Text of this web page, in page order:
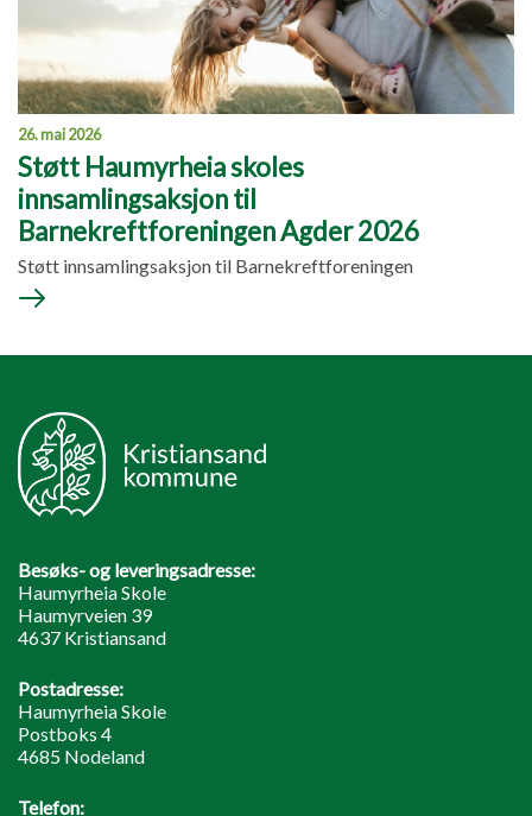
26. mai 2026
Støtt Haumyrheia skoles
innsamlingsaksjon til
Barnekreftforeningen Agder 2026
Støtt innsamlingsaksjon til Barnekreftforeningen
Besøks- og leveringsadresse:
Haumyrheia Skole
Haumyrveien 39
4637 Kristiansand
Postadresse:
Haumyrheia Skole
Postboks 4
4685 Nodeland
Telefon: